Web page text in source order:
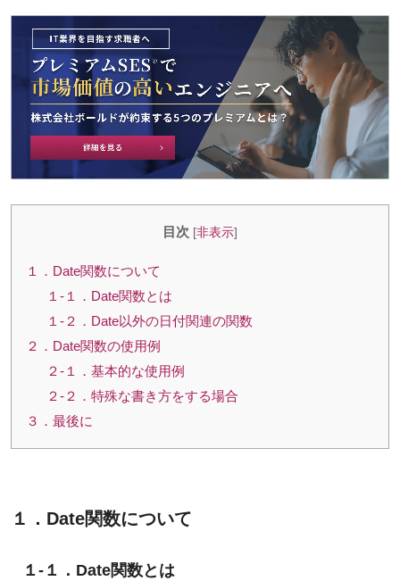
目次 [非表示]
１．Date関数について
１-１．Date関数とは
１-２．Date以外の日付関連の関数
２．Date関数の使用例
２-１．基本的な使用例
２-２．特殊な書き方をする場合
３．最後に
１． Date関数について
１-１．Date関数とは